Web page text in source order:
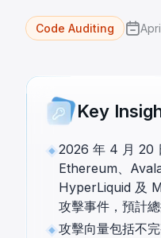
Code Auditing
Key
2026 年 4 月 20
Ethereum、
HyperLiquid 及
攻擊事件，預計
攻擊向量包括不